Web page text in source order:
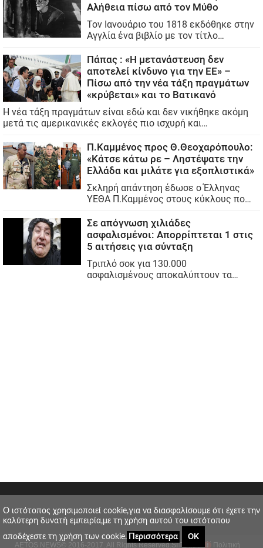
AETOS NEWS © 2016-2017. All Rights Reserved.SITE MAP Πολιτική
O ιστότοπος χρησιμοποιεί cookie,για να διασφαλίσουμε ότι έχετε την
καλύτερη δυνατή εμπειρία,με τη χρήση αυτού του ιστότοπου
αποδέχεστε τη χρήση των cookie.
Περισσότερα ΟΚ